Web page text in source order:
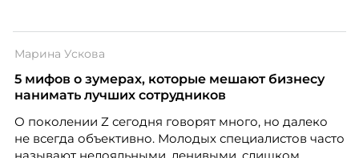
Марина Ускова
5 мифов о зумерах, которые мешают бизнесу
нанимать лучших сотрудников
О поколении Z сегодня говорят много, но далеко
не всегда объективно. Молодых специалистов часто
называют нелояльными, ленивыми, слишком